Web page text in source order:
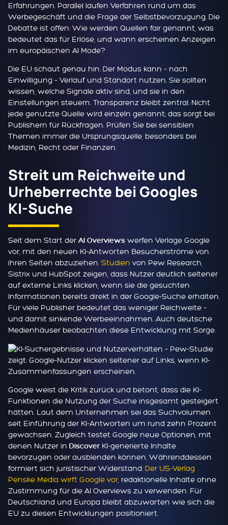
Erfahrungen. Parallel laufen Verfahren rund um das
Werbegeschäft und die Frage der Selbstbevorzugung. Die
Debatte ist offen: Wie werden Quellen fair genannt, was
bedeutet das für Erlöse, und wann erscheinen Anzeigen
im europäischen AI Mode?
Die EU schaut genau hin. Der Modus kann – nach
Einwilligung – Verlauf und Standort nutzen. Sie sollten
wissen, welche Signale aktiv sind, und sie in den
Einstellungen steuern. Transparenz bleibt zentral: Nicht
jede genutzte Quelle wird einzeln genannt; das sorgt bei
Publishern für Rückfragen. Prüfen Sie bei sensiblen
Themen immer die Ursprungsquelle, besonders bei
Medizin, Recht oder Finanzen.
Streit um Reichweite und
Urheberrechte bei Googles
KI-Suche
Seit dem Start derAI Overviews werfen Verlage Google
vor, mit den neuen KI-Antworten Besucherströme von
ihren Seiten abzuziehen. Studien von Pew Research,
Sistrix und HubSpot zeigen, dass Nutzer deutlich seltener
auf externe Links klicken, wenn sie die gesuchten
Informationen bereits direkt in der Google-Suche erhalten.
Für viele Publisher bedeutet das weniger Reichweite –
und damit sinkende Werbeeinnahmen. Auch deutsche
Medienhäuser beobachten diese Entwicklung mit Sorge.
Google weist die Kritik zurück und betont, dass die KI-
Funktionen die Nutzung der Suche insgesamt gesteigert
hätten. Laut dem Unternehmen sei das Suchvolumen
seit Einführung der KI-Antworten um rund zehn Prozent
gewachsen. Zugleich testet Google neue Optionen, mit
denen Nutzer in Discover KI-generierte Inhalte
bevorzugen oder ausblenden können. Währenddessen
formiert sich juristischer Widerstand: Der US-Verlag
Penske Media wirft Google vor, redaktionelle Inhalte ohne
Zustimmung für die AI Overviews zu verwenden. Für
Deutschland und Europa bleibt abzuwarten wie sich die
EU zu diesen Entwicklungen positioniert.